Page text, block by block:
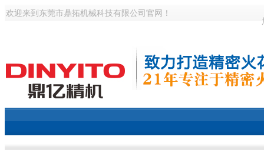
欢迎来到东莞市鼎拓机械科技有限公司官网！